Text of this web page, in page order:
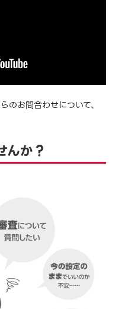
お問合わせについて、
んか？